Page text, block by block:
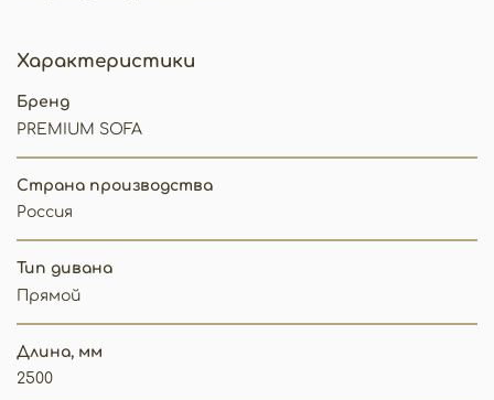
Характеристики
Бренд
PREMIUM SOFA
Страна производства
Россия
Тип дивана
Прямой
Длина, мм
2500